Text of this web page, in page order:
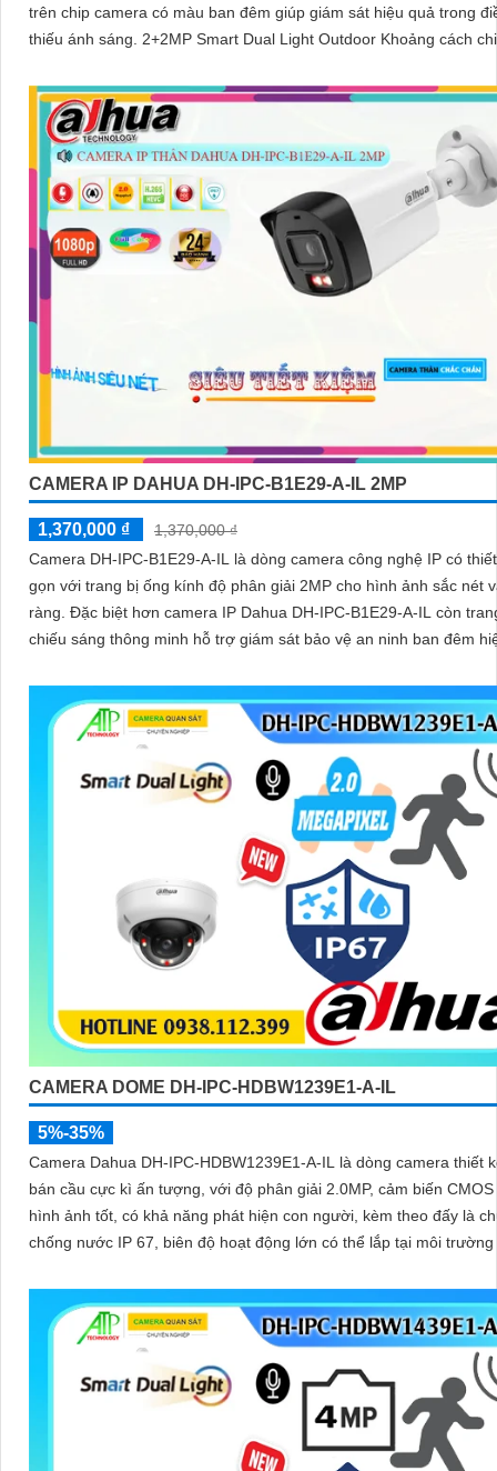
trên chip camera có màu ban đêm giúp giám sát hiệu quả trong
thiếu ánh sáng. 2+2MP Smart Dual Light Outdoor Khoảng cách
CAMERA IP DAHUA DH-IPC-B1E29-A-IL 2MP
1,370,000 ₫
1,370,000 ₫
Camera DH-IPC-B1E29-A-IL là dòng camera công nghệ IP có
gọn với trang bị ống kính độ phân giải 2MP cho hình ảnh sắc nét
ràng. Đặc biệt hơn camera IP Dahua DH-IPC-B1E29-A-IL còn
chiếu sáng thông minh hỗ trợ giám sát bảo vệ an ninh ban đêm
CAMERA DOME DH-IPC-HDBW1239E1-A-IL
5%-35%
Camera Dahua DH-IPC-HDBW1239E1-A-IL là dòng camera thiết
bán cầu cực kì ấn tượng, với độ phân giải 2.0MP, cảm biến
hình ảnh tốt, có khả năng phát hiện con người, kèm theo đấy là
chống nước IP 67, biên độ hoạt động lớn có thể lắp tại môi trường